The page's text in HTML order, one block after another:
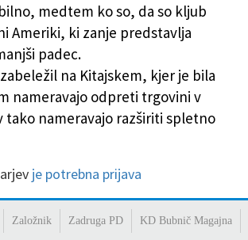
medtem ko so, da so kljub
Ameriki, ki zanje predstavlja
padec.
na Kitajskem, kjer je bila
nameravajo odpreti trgovini v
tako nameravajo razširiti spletno
je potrebna prijava
Založnik Zadruga PD KD Bubnič Magajna